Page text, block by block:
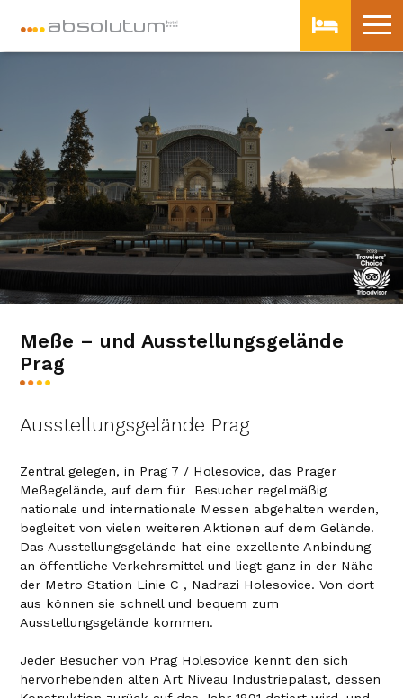
Meße – und Ausstellungsgelände
Prag
Ausstellungsgelände Prag
Zentral gelegen, in Prag 7 / Holesovice, das Prager
Meßegelände, auf dem für Besucher regelmäßig
nationale und internationale Messen abgehalten werden,
begleitet von vielen weiteren Aktionen auf dem Gelände.
Das Ausstellungsgelände hat eine exzellente Anbindung
an öffentliche Verkehrsmittel und liegt ganz in der Nähe
der Metro Station Linie C , Nadrazi Holesovice. Von dort
aus können sie schnell und bequem zum
Ausstellungsgelände kommen.
Jeder Besucher von Prag Holesovice kennt den sich
hervorhebenden alten Art Niveau Industriepalast, dessen